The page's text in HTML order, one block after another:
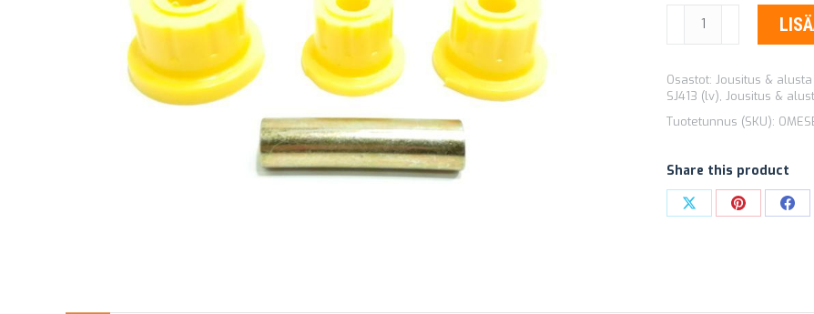
LEHTIJOUSEN
PUSLASARJA
MAN
EMU
määrä
Osastot: Jousitus & alusta
SJ413 (lv), Jousitus &
Tuotetunnus (SKU):
Share this product
Share Share